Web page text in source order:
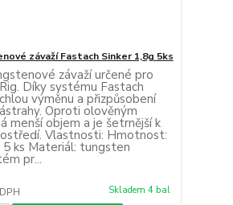
závaží Fastach Sinker 1,8g 5ks
závaží určené pro
Díky systému Fastach
výměnu a přizpůsobení
Oproti olověným
menší objem a je šetrnější k
Vlastnosti: Hmotnost:
5 ks Materiál: tungsten
pr...
Skladem 4 bal